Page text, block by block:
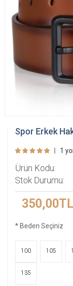
Spor Erkek
1
Ürün Kodu:
Stok Durumu:
350,00TL
* Beden Seçiniz
100 105
135